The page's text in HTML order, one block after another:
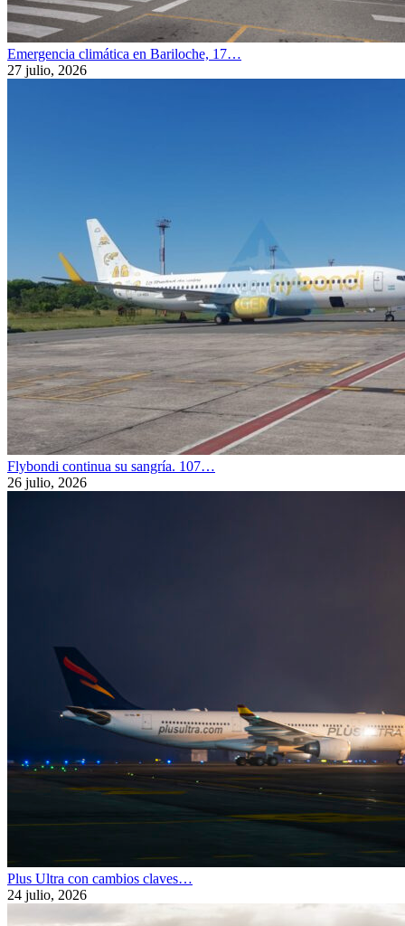
Emergencia climática en Bariloche, 17…
27 julio, 2026
Flybondi continua su sangría. 107…
26 julio, 2026
Plus Ultra con cambios claves…
24 julio, 2026